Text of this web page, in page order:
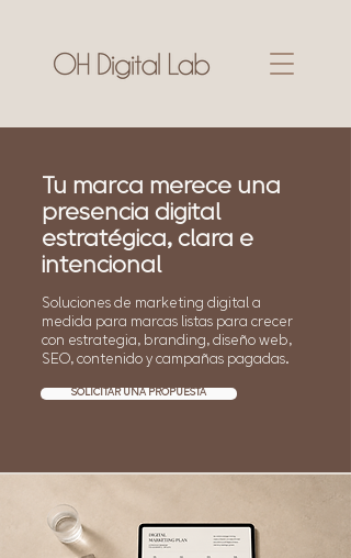
Tu marca merece una
presencia digital
estratégica, clara e
intencional
Soluciones de marketing digital a
medida para marcas listas para crecer
con estrategia, branding, diseño web,
SEO, contenido y campañas pagadas.
SOLICITAR UNA PROPUESTA